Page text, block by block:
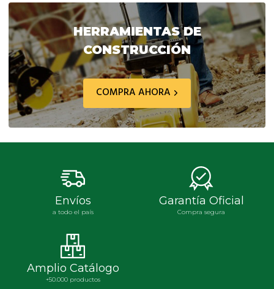
era:
$ 83.034,30.
es:
$ 66.427,10.
era:
$ 1.081.264,60.
es:
$
HERRAMIENTAS DE
CONSTRUCCIÓN
COMPRA AHORA
Envíos
a todo el país
Garantía Oficial
Compra segura
Amplio Catálogo
+50.000 productos